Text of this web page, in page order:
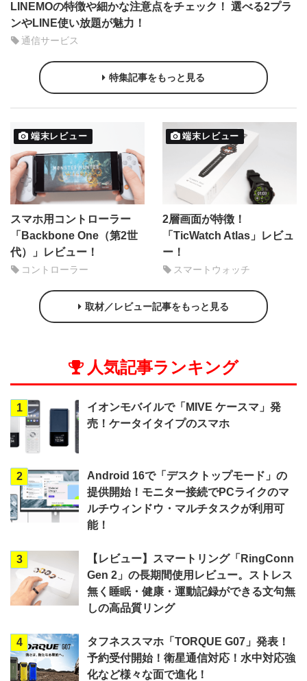
LINEMOの特徴や細かな注意点をチェック！ 選べる2プラ
ンやLINE使い放題が魅力！
通信サービス
特集記事をもっと見る
端末レビュー
スマホ用コントローラー
「Backbone One（第2世
代）」レビュー！
コントローラー
端末レビュー
2層画面が特徴！
「TicWatch Atlas」レビュ
ー！
スマートウォッチ
取材／レビュー記事をもっと見る
人気記事ランキング
1
イオンモバイルで「MIVE ケースマ」発
売！ケータイタイプのスマホ
2
Android 16で「デスクトップモード」の
提供開始！モニター接続でPCライクのマ
ルチウィンドウ・マルチタスクが利用可
能！
3
【レビュー】スマートリング「RingConn
Gen 2」の長期間使用レビュー。ストレス
無く睡眠・健康・運動記録ができる文句無
しの高品質リング
4
タフネススマホ「TORQUE G07」発表！
予約受付開始！衛星通信対応！水中対応強
化など様々な面で進化！